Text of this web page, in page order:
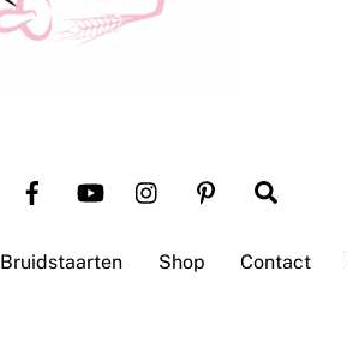
Bruidstaarten Shop Contact